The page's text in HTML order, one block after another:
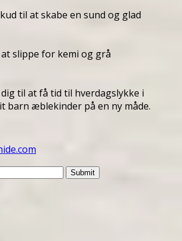
til at skabe en sund og glad
slippe for kemi og grå
til at få tid til hverdagslykke i
barn æblekinder på en ny måde.
Submit